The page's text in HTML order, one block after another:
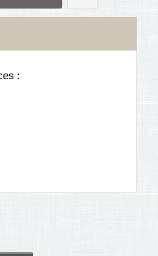
: